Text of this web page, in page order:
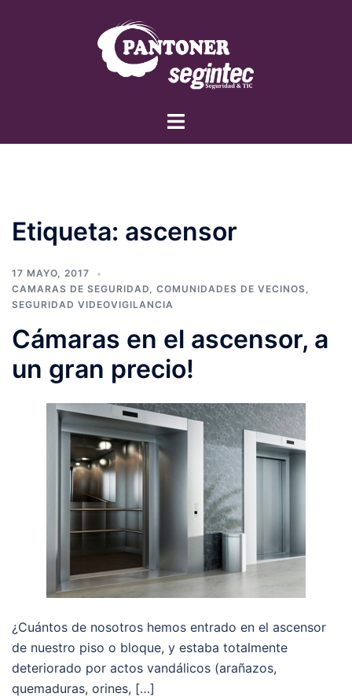
Alternar
Etiqueta: ascensor
17 MAYO, 2017
CAMARAS DE SEGURIDAD, COMUNIDADES DE VECINOS,
SEGURIDAD VIDEOVIGILANCIA
Cámaras en el ascensor, a
un gran precio!
¿Cuántos de nosotros hemos entrado en el ascensor
de nuestro piso o bloque, y estaba totalmente
deteriorado por actos vandálicos (arañazos,
quemaduras, orines, […]